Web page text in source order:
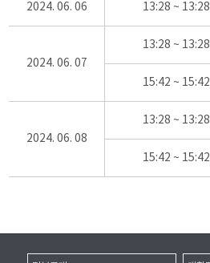
2024. 06. 06 13:28 ~ 13:28
2024. 06. 07
13:28 ~ 13:28
15:42 ~ 15:42
2024. 06. 08
13:28 ~ 13:28
15:42 ~ 15:42